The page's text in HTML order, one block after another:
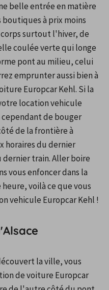
belle entrée en matière
à prix moins
surtout l'hiver, de
coulée verte qui longe
pont au milieu, celui
emprunter aussi bien à
Europcar Kehl. Si la
location vehicule
de bouger
de la frontière à
horaires du dernier
train. Aller boire
vous enfoncer dans la
voilà ce que vous
vehicule Europcar Kehl !
la ville, vous
de voiture Europcar